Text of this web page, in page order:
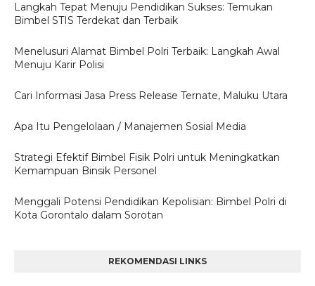
Langkah Tepat Menuju Pendidikan Sukses: Temukan
Bimbel STIS Terdekat dan Terbaik
Menelusuri Alamat Bimbel Polri Terbaik: Langkah Awal
Menuju Karir Polisi
Cari Informasi Jasa Press Release Ternate, Maluku Utara
Apa Itu Pengelolaan / Manajemen Sosial Media
Strategi Efektif Bimbel Fisik Polri untuk Meningkatkan
Kemampuan Binsik Personel
Menggali Potensi Pendidikan Kepolisian: Bimbel Polri di
Kota Gorontalo dalam Sorotan
REKOMENDASI LINKS